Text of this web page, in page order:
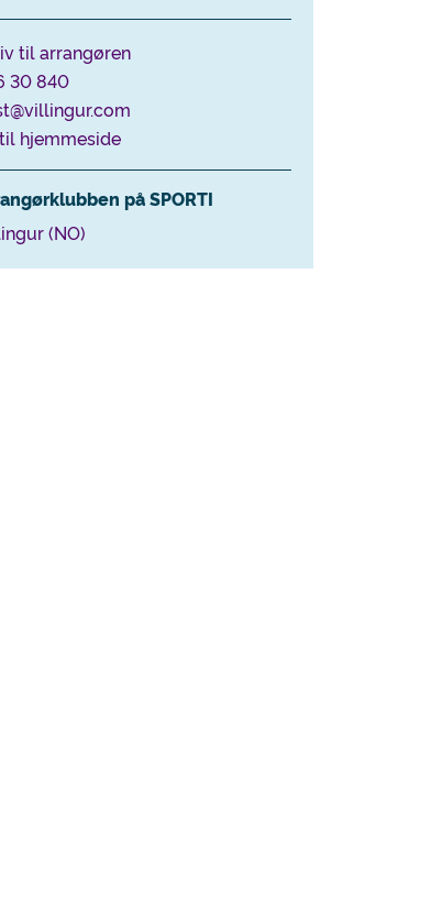
til arrangøren
30 840
hjemmeside
på SPORTI
(NO)